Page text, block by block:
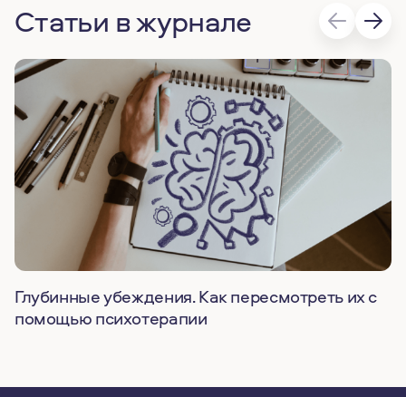
Статьи в журнале
Глубинные убеждения. Как пересмотреть их с
помощью психотерапии